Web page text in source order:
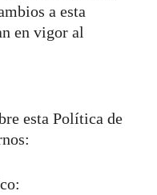
a esta
en vigor al
esta Política de